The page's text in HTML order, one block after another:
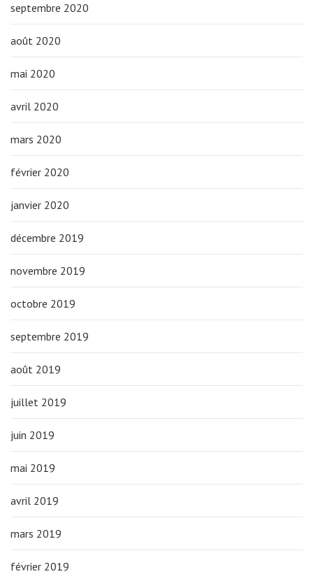
septembre 2020
août 2020
mai 2020
avril 2020
mars 2020
février 2020
janvier 2020
décembre 2019
novembre 2019
octobre 2019
septembre 2019
août 2019
juillet 2019
juin 2019
mai 2019
avril 2019
mars 2019
février 2019